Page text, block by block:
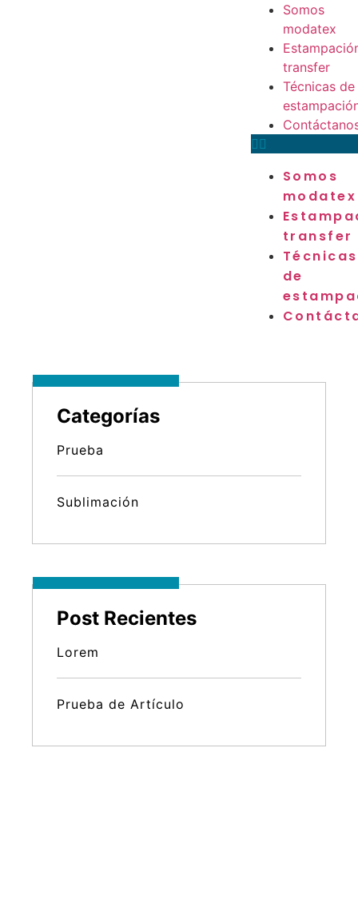
Somos
modatex
transfer
Técnicas de
Somos
modatex
transfer
Técnicas
de
Categorías
Prueba
Sublimación
Post Recientes
Lorem
Prueba de Artículo